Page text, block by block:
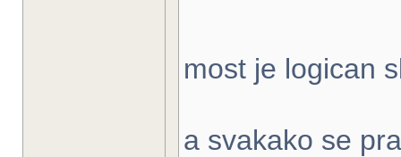
most je logican
a svakako se